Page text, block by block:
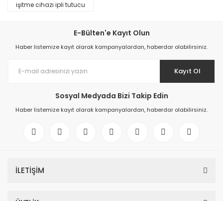
işitme cihazı ipli tutucu
E-Bülten'e Kayıt Olun
Haber listemize kayıt olarak kampanyalardan, haberdar olabilirsiniz.
Kayıt Ol
Sosyal Medyada Bizi Takip Edin
Haber listemize kayıt olarak kampanyalardan, haberdar olabilirsiniz.
İLETİŞİM